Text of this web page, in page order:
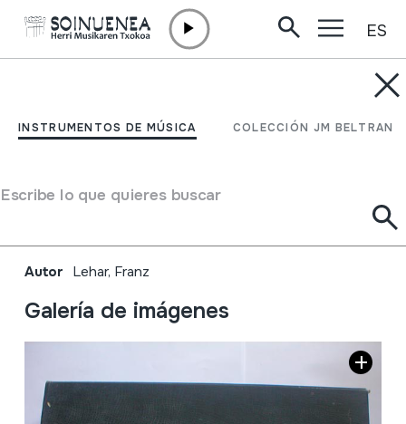
INSTRUMENTOS DE MÚSICA COLECCIÓN JM BELTRAN
Escribe lo que quieres buscar
ES
EL CONDE DE
de valses sobre motivos
Autor Lehar, Franz
Galería de imágenes